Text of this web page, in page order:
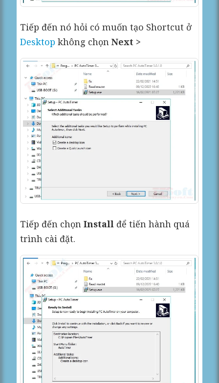
Tiếp đến nó hỏi có muốn tạo Shortcut ở
Desktop không chọnNext >
Tiếp đến chọnInstall để tiến hành quá
trình cài đặt.